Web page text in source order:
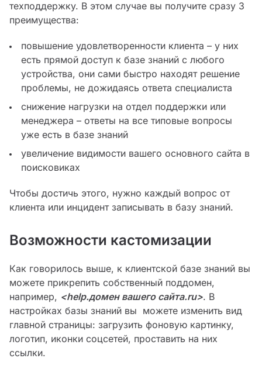
техподдержку. В этом случае вы получите сразу 3
преимущества:
повышение удовлетворенности клиента – у них
есть прямой доступ к базе знаний с любого
устройства, они сами быстро находят решение
проблемы, не дожидаясь ответа специалиста
снижение нагрузки на отдел поддержки или
менеджера – ответы на все типовые вопросы
уже есть в базе знаний
увеличение видимости вашего основного сайта в
поисковиках
Чтобы достичь этого, нужно каждый вопрос от
клиента или инцидент записывать в базу знаний.
Возможности кастомизации
Как говорилось выше, к клиентской базе знаний вы
можете прикрепить собственный поддомен,
например, <help.домен вашего сайта.ru>. В
настройках базы знаний вы можете изменить вид
главной страницы: загрузить фоновую картинку,
логотип, иконки соцсетей, проставить на них
ссылки.